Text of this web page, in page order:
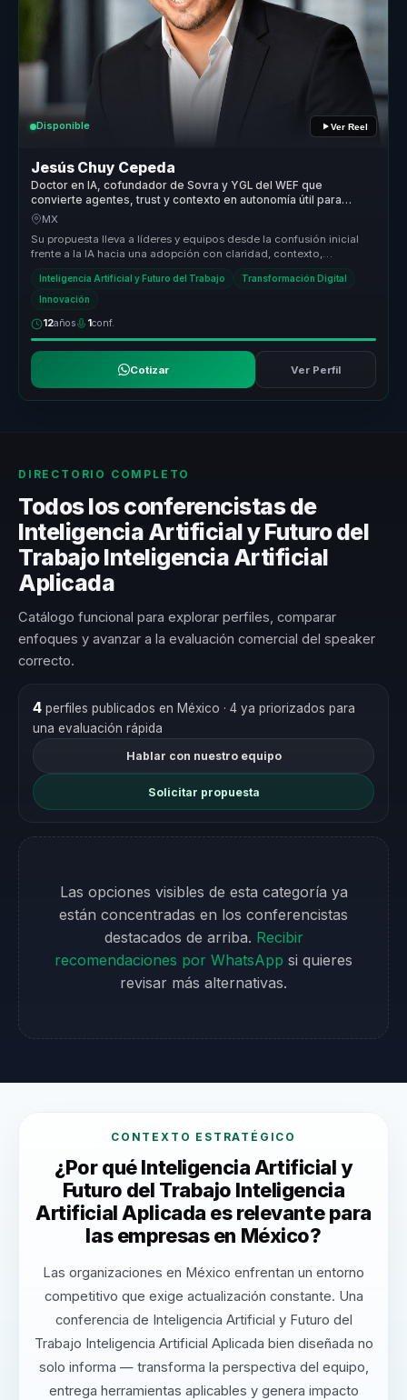
Disponible Ver Reel
Jesús Chuy Cepeda
Doctor en IA, cofundador de Sovra y YGL del WEF que
convierte agentes, trust y contexto en autonomía útil para
líderes y equipos.
MX
Su propuesta lleva a líderes y equipos desde la confusión inicial
frente a la IA hacia una adopción con claridad, contexto,
Inteligencia Artificial y Futuro del Trabajo Transformación Digital
Innovación
12años 1conf.
Cotizar Ver Perfil
DIRECTORIO COMPLETO
Todos los conferencistas de
Inteligencia Artificial y Futuro del
Trabajo Inteligencia Artificial
Aplicada
Catálogo funcional para explorar perfiles, comparar
enfoques y avanzar a la evaluación comercial del speaker
correcto.
4perfiles publicados en México · 4 ya priorizados para
una evaluación rápida
Hablar con nuestro equipo
Solicitar propuesta
Las opciones visibles de esta categoría ya
están concentradas en los conferencistas
destacados de arriba. Recibir
recomendaciones por WhatsApp si quieres
revisar más alternativas.
CONTEXTO ESTRATÉGICO
¿Por qué Inteligencia Artificial y
Futuro del Trabajo Inteligencia
Artificial Aplicada es relevante para
las empresas en México?
Las organizaciones en México enfrentan un entorno
competitivo que exige actualización constante. Una
conferencia de Inteligencia Artificial y Futuro del
Trabajo Inteligencia Artificial Aplicada bien diseñada no
solo informa — transforma la perspectiva del equipo,
entrega herramientas aplicables y genera impacto